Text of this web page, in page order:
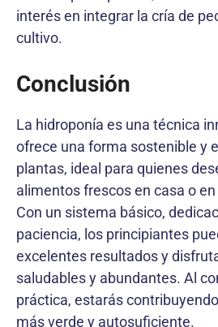
interés en integrar la cría de
cultivo.
Conclusión
La hidroponía es una técnica
ofrece una forma sostenible y
plantas, ideal para quienes
alimentos frescos en casa o
Con un sistema básico,
paciencia, los principiantes
excelentes resultados y
saludables y abundantes. Al
práctica, estarás
más verde y autosuficiente.